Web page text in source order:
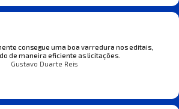
consegue uma boa varredura nos editais,
de maneira eficiente as licitações.
Gustavo Duarte Reis